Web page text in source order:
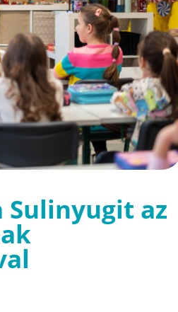
Sulinyugit az